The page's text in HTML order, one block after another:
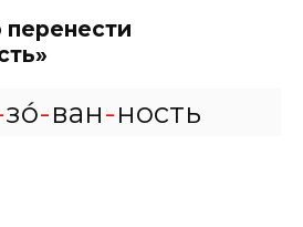
перенести
зо́-ван-ность